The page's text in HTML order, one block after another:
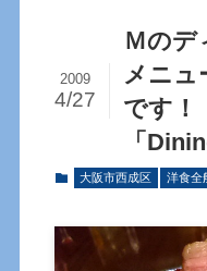
Ｍの
メニュ
です
「
2009
4/27
大阪市西成区 洋食全